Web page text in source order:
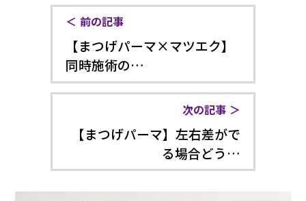
前の記事
【まつげパーマ×マツエク】
同時施術の…
次の記事
【まつげパーマ】左右差がで
る場合どう…